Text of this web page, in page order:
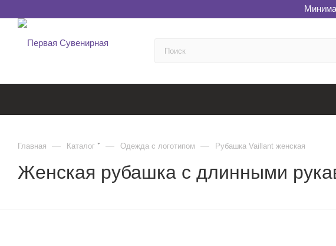
Главная — Каталог — Одежда с логотипом — Рубашка Vaillant женская
Женская рубашка с длинными